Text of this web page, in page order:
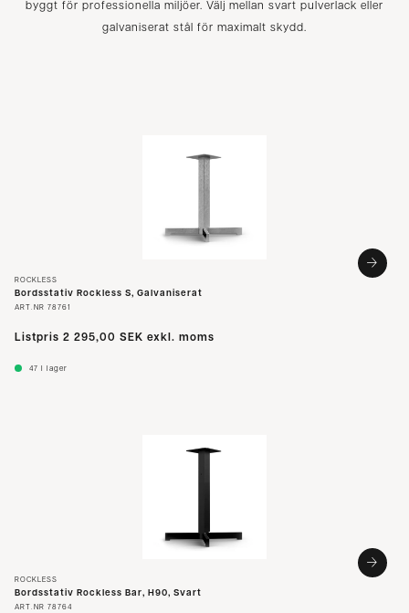
byggt för professionella miljöer. Välj mellan svart pulverlack eller
galvaniserat stål för maximalt skydd.
ROCKLESS
Bordsstativ Rockless S, Galvaniserat
ART.NR 78761
Listpris 2 295,00 SEK exkl. moms
47 I lager
ROCKLESS
Bordsstativ Rockless Bar, H90, Svart
ART.NR 78764